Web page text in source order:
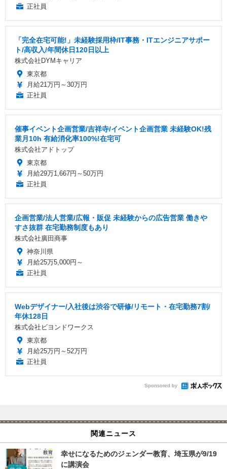
正社員
「完全在宅可能!」未経験採用枠/IT事務・ITエンジニアサポー
ト/高収入/年間休日120日以上
株式会社DYMキャリア
東京都
月給21万円～30万円
正社員
催事イベント企画営業/吉祥寺/イベント企画営業 未経験OK!残
業月10h 有給消化率100%!在宅可
株式会社アドトップ
東京都
月給29万1,667円～50万円
正社員
企画営業/法人営業/広報・販促 未経験からの広告営業 働きや
すさ抜群 在宅勤務制度もあり
株式会社廣田商事
神奈川県
月給25万5,000円～
正社員
Webデザイナー/入社後は渋谷で研修/リモート・在宅勤務7割/
年休128日
株式会社ビヨンドワークス
東京都
月給25万円～52万円
正社員
Sponsored by
関連ニュース
幸せになるためのジェンダー教育、埼玉県が9/19
に講演会